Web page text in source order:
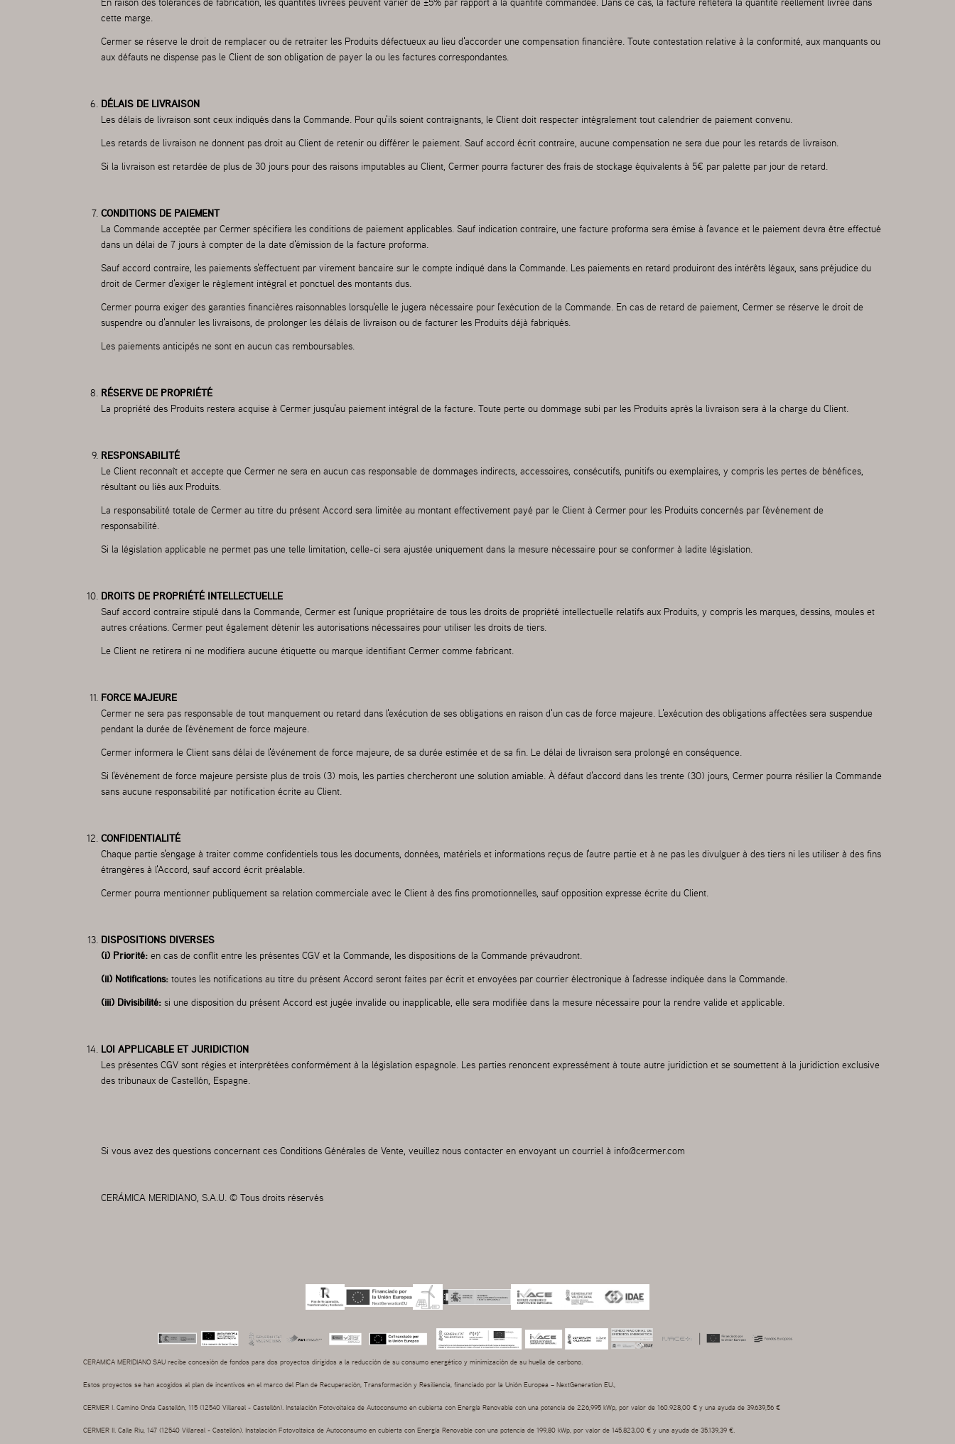
cette marge.
Cermer se réserve le droit de remplacer ou de retraiter les Produits défectueux au lieu d'accorder une compensation financière. Toute contestation relative à la conformité, aux manquants ou
aux défauts ne dispense pas le Client de son obligation de payer la ou les factures correspondantes.
DÉLAIS DE LIVRAISON
Les délais de livraison sont ceux indiqués dans la Commande. Pour qu'ils soient contraignants, le Client doit respecter intégralement tout calendrier de paiement convenu.
Les retards de livraison ne donnent pas droit au Client de retenir ou différer le paiement. Sauf accord écrit contraire, aucune compensation ne sera due pour les retards de livraison.
Si la livraison est retardée de plus de 30 jours pour des raisons imputables au Client, Cermer pourra facturer des frais de stockage équivalents à 5€ par palette par jour de retard.
CONDITIONS DE PAIEMENT
La Commande acceptée par Cermer spécifiera les conditions de paiement applicables. Sauf indication contraire, une facture proforma sera émise à l'avance et le paiement devra être effectué
dans un délai de 7 jours à compter de la date d'émission de la facture proforma.
Sauf accord contraire, les paiements s'effectuent par virement bancaire sur le compte indiqué dans la Commande. Les paiements en retard produiront des intérêts légaux, sans préjudice du
droit de Cermer d'exiger le règlement intégral et ponctuel des montants dus.
Cermer pourra exiger des garanties financières raisonnables lorsqu'elle le jugera nécessaire pour l'exécution de la Commande. En cas de retard de paiement, Cermer se réserve le droit de
suspendre ou d'annuler les livraisons, de prolonger les délais de livraison ou de facturer les Produits déjà fabriqués.
Les paiements anticipés ne sont en aucun cas remboursables.
RÉSERVE DE PROPRIÉTÉ
La propriété des Produits restera acquise à Cermer jusqu'au paiement intégral de la facture. Toute perte ou dommage subi par les Produits après la livraison sera à la charge du Client.
RESPONSABILITÉ
Le Client reconnaît et accepte que Cermer ne sera en aucun cas responsable de dommages indirects, accessoires, consécutifs, punitifs ou exemplaires, y compris les pertes de bénéfices,
résultant ou liés aux Produits.
La responsabilité totale de Cermer au titre du présent Accord sera limitée au montant effectivement payé par le Client à Cermer pour les Produits concernés par l'événement de
responsabilité.
Si la législation applicable ne permet pas une telle limitation, celle-ci sera ajustée uniquement dans la mesure nécessaire pour se conformer à ladite législation.
DROITS DE PROPRIÉTÉ INTELLECTUELLE
Sauf accord contraire stipulé dans la Commande, Cermer est l'unique propriétaire de tous les droits de propriété intellectuelle relatifs aux Produits, y compris les marques, dessins, moules et
autres créations. Cermer peut également détenir les autorisations nécessaires pour utiliser les droits de tiers.
Le Client ne retirera ni ne modifiera aucune étiquette ou marque identifiant Cermer comme fabricant.
FORCE MAJEURE
Cermer ne sera pas responsable de tout manquement ou retard dans l'exécution de ses obligations en raison d'un cas de force majeure. L'exécution des obligations affectées sera suspendue
pendant la durée de l'événement de force majeure.
Cermer informera le Client sans délai de l'événement de force majeure, de sa durée estimée et de sa fin. Le délai de livraison sera prolongé en conséquence.
Si l'événement de force majeure persiste plus de trois (3) mois, les parties chercheront une solution amiable. À défaut d'accord dans les trente (30) jours, Cermer pourra résilier la Commande
sans aucune responsabilité par notification écrite au Client.
CONFIDENTIALITÉ
Chaque partie s'engage à traiter comme confidentiels tous les documents, données, matériels et informations reçus de l'autre partie et à ne pas les divulguer à des tiers ni les utiliser à des fins
étrangères à l'Accord, sauf accord écrit préalable.
Cermer pourra mentionner publiquement sa relation commerciale avec le Client à des fins promotionnelles, sauf opposition expresse écrite du Client.
DISPOSITIONS DIVERSES
(i) Priorité: en cas de conflit entre les présentes CGV et la Commande, les dispositions de la Commande prévaudront.
(ii) Notifications: toutes les notifications au titre du présent Accord seront faites par écrit et envoyées par courrier électronique à l'adresse indiquée dans la Commande.
(iii) Divisibilité: si une disposition du présent Accord est jugée invalide ou inapplicable, elle sera modifiée dans la mesure nécessaire pour la rendre valide et applicable.
LOI APPLICABLE ET JURIDICTION
Les présentes CGV sont régies et interprétées conformément à la législation espagnole. Les parties renoncent expressément à toute autre juridiction et se soumettent à la juridiction exclusive
des tribunaux de Castellón, Espagne.
Si vous avez des questions concernant ces Conditions Générales de Vente, veuillez nous contacter en envoyant un courriel à info@cermer.com
CERÁMICA MERIDIANO, S.A.U. © Tous droits réservés
CERAMICA MERIDIANO SAU recibe concesión de fondos para dos proyectos dirigidos a la reducción de su consumo energético y minimización de su huella de carbono.
Estos proyectos se han acogidos al plan de incentivos en el marco del Plan de Recuperación, Transformación y Resiliencia, financiado por la Unión Europea – NextGeneration EU.,
CERMER I. Camino Onda Castellón, 115 (12540 Villareal - Castellón). Instalación Fotovoltaica de Autoconsumo en cubierta con Energía Renovable con una potencia de 226,995 kWp, por valor de 160.928,00 € y una ayuda de 39.639,56 €
CERMER II. Calle Riu, 147 (12540 Villareal - Castellón). Instalación Fotovoltaica de Autoconsumo en cubierta con Energía Renovable con una potencia de 199,80 kWp, por valor de 145.823,00 € y una ayuda de 35.139,39 €.